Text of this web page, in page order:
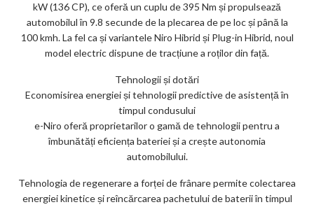
kW (136 CP), ce oferă un cuplu de 395 Nm și propulsează
automobilul în 9.8 secunde de la plecarea de pe loc și până la
100 kmh. La fel ca și variantele Niro Hibrid și Plug-in Hibrid, noul
model electric dispune de tracțiune a roților din față.
Tehnologii și dotări
Economisirea energiei și tehnologii predictive de asistență în
timpul condusului
e-Niro oferă proprietarilor o gamă de tehnologii pentru a
îmbunătăți eficiența bateriei și a crește autonomia
automobilului.
Tehnologia de regenerare a forței de frânare permite colectarea
energiei kinetice și reîncărcarea pachetului de baterii în timpul